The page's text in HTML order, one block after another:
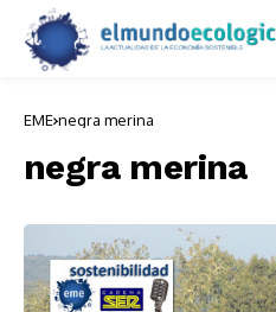
EME negra merina
negra merina